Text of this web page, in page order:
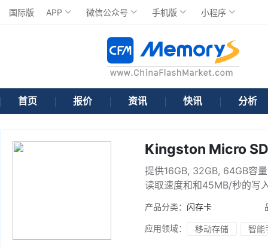
国际版 APP 微信公众号 手机版 小程序
首页 报价 资讯 快讯 分析
Kingston Micro
提供16GB, 32GB, 64GB容
读取速度和和45MB/秒的写
产品分类： 闪存卡
应用领域： 移动存储 智能